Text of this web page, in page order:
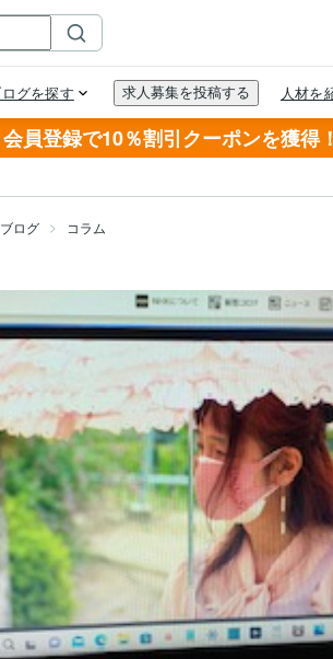
会員登録で10％割引クーポンを獲得！
ブログ コラム